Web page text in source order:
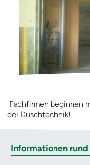
Fachfirmen beginnen
der Duschtechnik!
Informationen rund